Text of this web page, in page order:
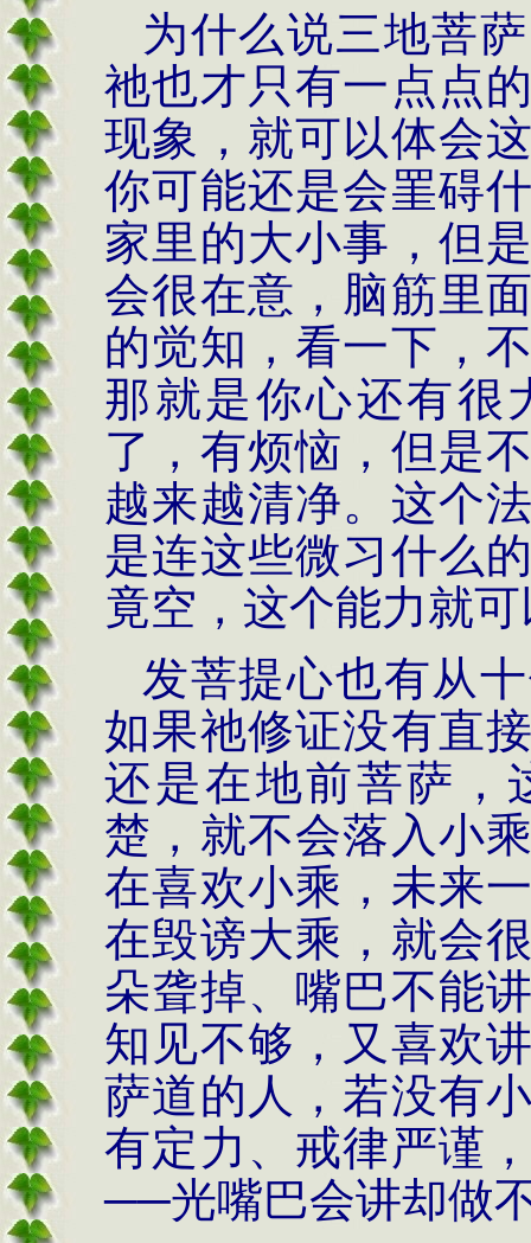
为什么说三地菩
祂也才只有一点点
现象，就可以体会
你可能还是会罣碍
家里的大小事，但
会很在意，脑筋里
的觉知，看一下，
那就是你心还有很
了，有烦恼，但是
越来越清净。这个
是连这些微习什么
竟空，这个能力就
发菩提心也有从
如果祂修证没有直
还是在地前菩萨，
楚，就不会落入小
在喜欢小乘，未来
在毁谤大乘，就会
朵聋掉、嘴巴不能
知见不够，又喜欢
萨道的人，若没有
有定力、戒律严谨
──光嘴巴会讲却做